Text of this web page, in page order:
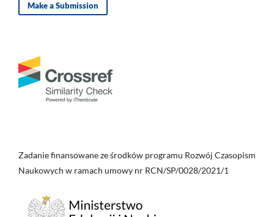
Make a Submission
Zadanie finansowane ze środków programu Rozwój Czasopism
Naukowych w ramach umowy nr RCN/SP/0028/2021/1